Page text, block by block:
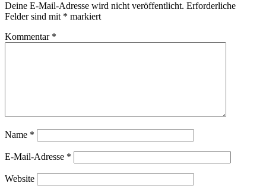
Deine E-Mail-Adresse wird nicht veröffentlicht. Erforderliche
Felder sind mit * markiert
Kommentar *
Name *
E-Mail-Adresse *
Website